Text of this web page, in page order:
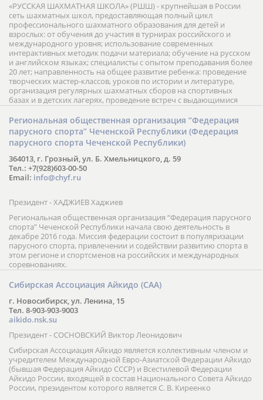
«РУССКАЯ ШАХМАТНАЯ ШКОЛА» (РШШ) - крупнейшая в России
сеть шахматных школ, предоставляющая полный цикл
профессионального шахматного образования для детей и
взрослых: от обучения до участия в турнирах российского и
международного уровня; использование современных
интерактивных методик подачи материала; обучение на русском
и английском языках; специалисты с опытом преподавания более
20 лет; направленность на общее развитие ребенка: проведение
творческих мастер-классов, уроков по истории и литературе,
организация регулярных шахматных сборов на спортивных
базах и в детских лагерях, проведение встреч с выдающимися
шахматистами; корпоративное обучение; онлайн обучение в
форме вебинаров и индивидуальных занятий, круглые столы
российских и международных тренеров, организация фестивалей;
онлайн трансляция мероприятий и турниров.
Региональная общественная организация “Федерация
парусного спорта” Чеченской Республики (Федерация
парусного спорта Чеченской Республики)
364013, г. Грозный, ул. Б. Хмельницкого, д. 59
Тел.: +7(928)603-00-50
Email: info@chyf.ru
Президент - ХАДЖИЕВ Хаджиев
Региональная общественная организация “Федерация парусного
спорта” Чеченской Республики начала свою деятельность в
декабре 2016 года. Миссия федерации состоит в популяризации
парусного спорта, привлечении и содействии развитию спорта в
этом регионе и спортсменов на российских и международных
соревнованиях.
Сибирская Ассоциация Айкидо (САА)
г. Новосибирск, ул. Ленина, 15
Тел. 8-903-903-9003
aikido.nsk.su
Президент - СОСНОВСКИЙ Виктор Леонидович
Сибирская Ассоциация Айкидо является коллективным членом и
учредителем Международной Евро-Азиатской Федерации Айкидо
(бывшая Федерация Айкидо СССР) и Всестилевой Федерации
Айкидо России, входящей в состав Национального Совета Айкидо
России, президентом которого является С. В. Киреенко